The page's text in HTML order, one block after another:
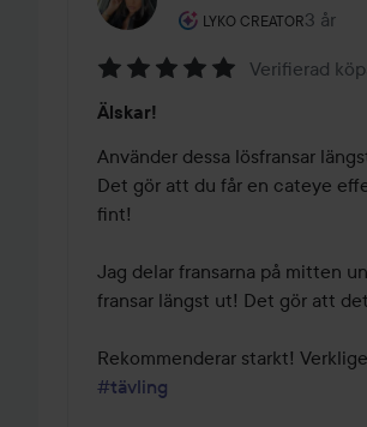
LYKO CREATOR
Användarens roll: Lyko
3 år
5
av
5
Verifierad
Älskar!
Använder dessa lösfransar
Det gör att du får en cateye
fint!
Jag delar fransarna på mitten
fransar längst ut! Det gör att
#tävling